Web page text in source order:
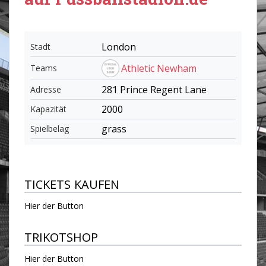
Stadt London
Teams Athletic Newham
Adresse 281 Prince Regent Lane
Kapazität 2000
Spielbelag grass
TICKETS KAUFEN
Hier der Button
TRIKOTSHOP
Hier der Button